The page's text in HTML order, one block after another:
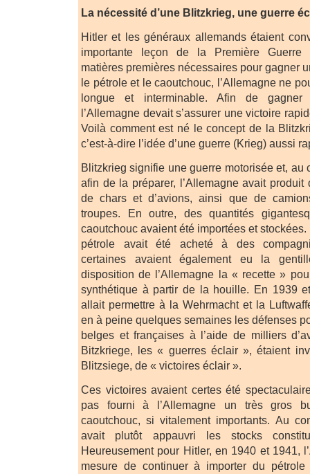
La nécessité d’une Blitzkrieg, une guerre
Hitler et les généraux allemands étaient
importante leçon de la Première Guerre
matières premières nécessaires pour gagner
le pétrole et le caoutchouc, l’Allemagne ne
longue et interminable. Afin de gagner
l’Allemagne devait s’assurer une victoire
Voilà comment est né le concept de la
c’est-à-dire l’idée d’une guerre (Krieg) aussi
Blitzkrieg signifie une guerre motorisée et, au
afin de la préparer, l’Allemagne avait produit
de chars et d’avions, ainsi que de
troupes. En outre, des quantités
caoutchouc avaient été importées et
pétrole avait été acheté à des
certaines avaient également eu la
disposition de l’Allemagne la « recette »
synthétique à partir de la houille. En 1939
allait permettre à la Wehrmacht et la
en à peine quelques semaines les défenses
belges et françaises à l’aide de milliers
Bitzkriege, les « guerres éclair », étaient
Blitzsiege, de « victoires éclair ».
Ces victoires avaient certes été
pas fourni à l’Allemagne un très gros
caoutchouc, si vitalement importants. Au
avait plutôt appauvri les stocks
Heureusement pour Hitler, en 1940 et 1941,
mesure de continuer à importer du